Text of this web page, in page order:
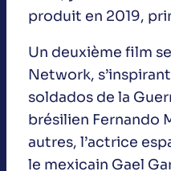
produit en 2019,
Un deuxième film
Network,
soldados de la
brésilien Fernando
autres, l’actrice
le mexicain Gael